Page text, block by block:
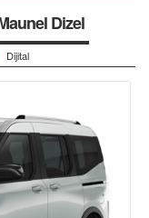
Dizel
Dijital